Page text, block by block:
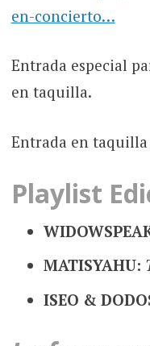
en-concierto…
Entrada especial
en taquilla.
Entrada en
Playlist
MATISYAHU:
ISEO &